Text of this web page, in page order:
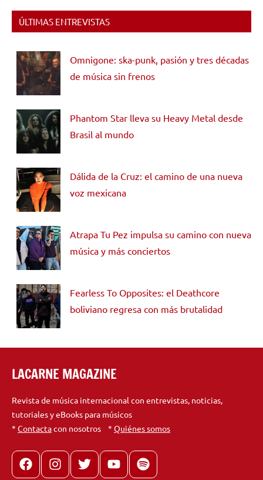
ÚLTIMAS ENTREVISTAS
Omnigone: ska-punk, pasión y tres décadas
de música sin frenos
Phantom Star lleva su Heavy Metal desde
Brasil al mundo
Dálida de la Cruz: el camino de una nueva
voz mexicana
Atrapa Tu Pez impulsa su camino con nueva
música y más conciertos
Fearless To Opposites: el Deathcore
boliviano regresa con más brutalidad
LACARNE MAGAZINE
Revista de música internacional con entrevistas, noticias,
tutoriales y eBooks para músicos
* Contactacon nosotros * Quiénes somos
FacebookInstagram
X youtubespotify